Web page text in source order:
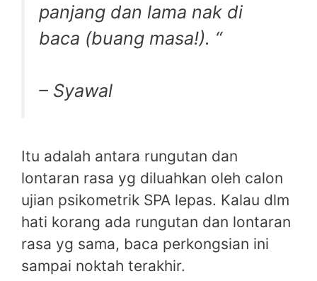
panjang dan lama nak di
baca (buang masa!). “
– Syawal
Itu adalah antara rungutan dan
lontaran rasa yg diluahkan oleh calon
ujian psikometrik SPA lepas. Kalau dlm
hati korang ada rungutan dan lontaran
rasa yg sama, baca perkongsian ini
sampai noktah terakhir.